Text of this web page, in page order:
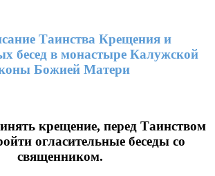
Таинства Крещения и
бесед в монастыре Калужской
Божией Матери
крещение, перед Таинством
огласительные беседы со
священником.